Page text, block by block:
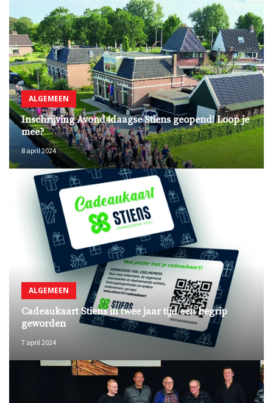
ALGEMEEN
Inschrijving Avond4daagse Stiens geopend! Loop je
mee?
8 april 2024
ALGEMEEN
Cadeaukaart Stiens in twee jaar tijd een begrip
geworden
7 april 2024